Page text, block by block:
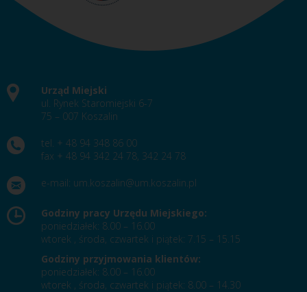
Urząd Miejski
ul. Rynek Staromiejski 6-7
75 – 007 Koszalin
tel. + 48 94 348 86 00
fax + 48 94 342 24 78, 342 24 78
e-mail: um.koszalin@um.koszalin.pl
Godziny pracy Urzędu Miejskiego:
poniedziałek: 8.00 – 16.00
wtorek , środa, czwartek i piątek: 7.15 – 15.15
Godziny przyjmowania klientów:
poniedziałek: 8.00 – 16.00
wtorek , środa, czwartek i piątek: 8.00 – 14.30